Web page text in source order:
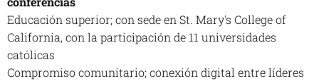
Educación superior; con sede en St. Mary's College of
California, con la participación de 11 universidades
católicas
Compromiso comunitario; conexión digital entre líderes